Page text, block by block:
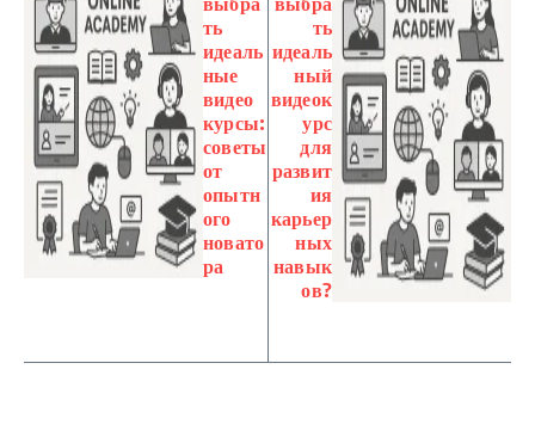
ть
идеаль
ные
видео
курсы:
советы
от
опытн
ого
новато
ра
ть
идеаль
ный
видеок
урс
для
развит
ия
карьер
ных
навык
ов?